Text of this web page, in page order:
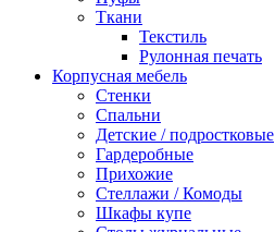
Ткани
Текстиль
Рулонная печать
Корпусная мебель
Стенки
Спальни
Детские / подростковые
Гардеробные
Прихожие
Стеллажи / Комоды
Шкафы купе